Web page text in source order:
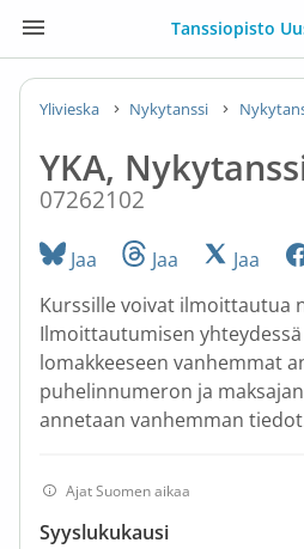
Tanssiopisto
Ylivieska Nykytanssi
YKA,
07262102
Jaa Jaa Jaa
Kurssille voivat ilmoittautua
Ilmoittautumisen
lomakkeeseen vanhemmat
puhelinnumeron ja
annetaan vanhemman
Ajat Suomen aikaa
Syyslukukausi